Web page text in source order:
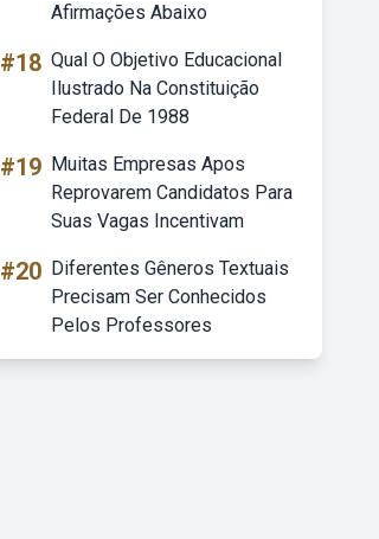
Afirmações Abaixo
#18 Qual O Objetivo Educacional
Ilustrado Na Constituição
Federal De 1988
#19 Muitas Empresas Apos
Reprovarem Candidatos Para
Suas Vagas Incentivam
#20 Diferentes Gêneros Textuais
Precisam Ser Conhecidos
Pelos Professores